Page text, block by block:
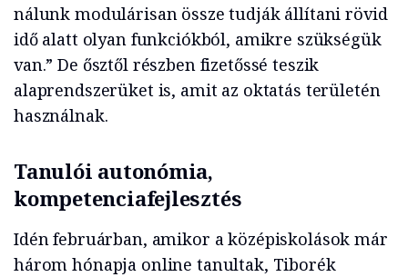
nálunk modulárisan össze tudják állítani rövid
idő alatt olyan funkciókból, amikre szükségük
van.” De ősztől részben fizetőssé teszik
alaprendszerüket is, amit az oktatás területén
használnak.
Tanulói autonómia,
kompetenciafejlesztés
Idén februárban, amikor a középiskolások már
három hónapja online tanultak, Tiborék